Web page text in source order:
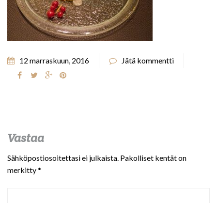
12 marraskuun, 2016 Jätä kommentti
Vastaa
Sähköpostiosoitettasi ei julkaista. Pakolliset kentät on
merkitty*